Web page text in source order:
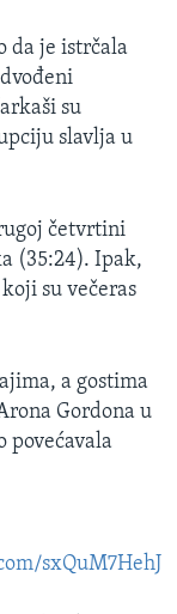
da je istrčala
su
slavlja u
četvrtini
(35:24). Ipak,
su večeras
a gostima
Gordona u
povećavala
sxQuM7HehJ